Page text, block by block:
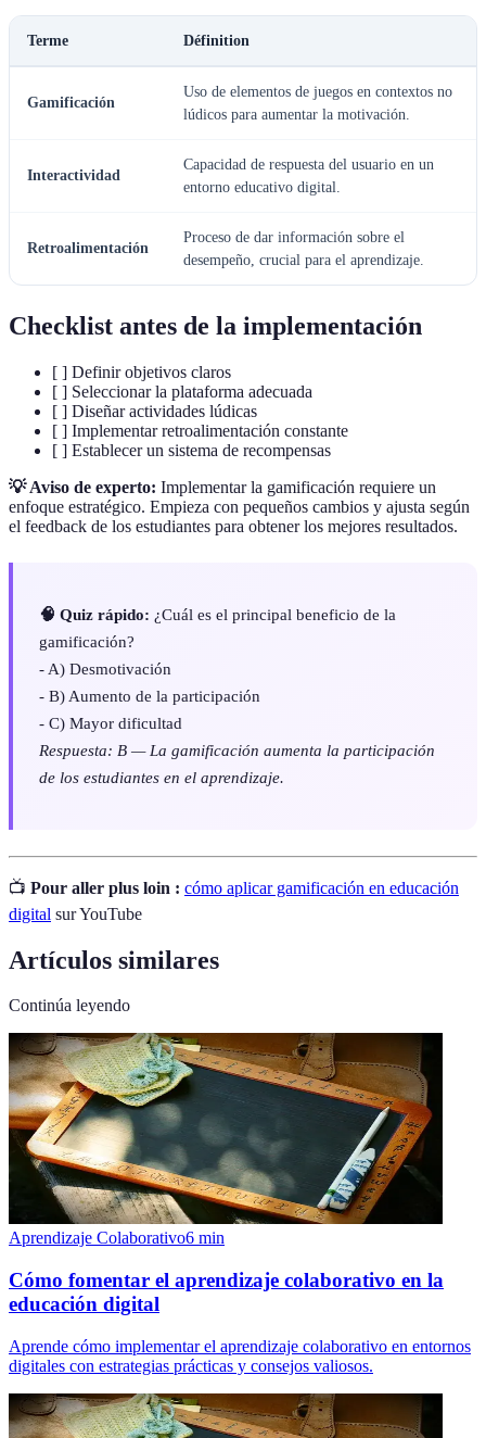
Terme Définition
Gamificación
Uso de elementos de juegos en contextos no
lúdicos para aumentar la motivación.
Interactividad
Capacidad de respuesta del usuario en un
entorno educativo digital.
Retroalimentación
Proceso de dar información sobre el
desempeño, crucial para el aprendizaje.
Checklist antes de la implementación
[ ] Definir objetivos claros
[ ] Seleccionar la plataforma adecuada
[ ] Diseñar actividades lúdicas
[ ] Implementar retroalimentación constante
[ ] Establecer un sistema de recompensas
💡 Aviso de experto: Implementar la gamificación requiere un
enfoque estratégico. Empieza con pequeños cambios y ajusta según
el feedback de los estudiantes para obtener los mejores resultados.
🧠 Quiz rápido: ¿Cuál es el principal beneficio de la
gamificación?
- A) Desmotivación
- B) Aumento de la participación
- C) Mayor dificultad
Respuesta: B — La gamificación aumenta la participación
de los estudiantes en el aprendizaje.
📺 Pour aller plus loin : cómo aplicar gamificación en educación
digital sur YouTube
Artículos similares
Continúa leyendo
Aprendizaje Colaborativo6 min
Cómo fomentar el aprendizaje colaborativo en la
educación digital
Aprende cómo implementar el aprendizaje colaborativo en entornos
digitales con estrategias prácticas y consejos valiosos.